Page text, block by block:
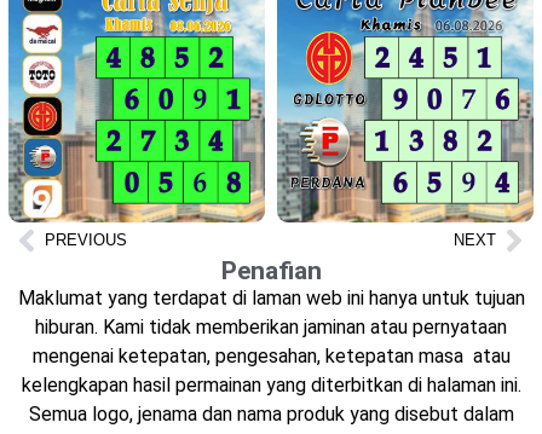
PREVIOUS NEXT
Penafian
Maklumat yang terdapat di laman web ini hanya untuk tujuan
hiburan. Kami tidak memberikan jaminan atau pernyataan
mengenai ketepatan, pengesahan, ketepatan masa atau
kelengkapan hasil permainan yang diterbitkan di halaman ini.
Semua logo, jenama dan nama produk yang disebut dalam